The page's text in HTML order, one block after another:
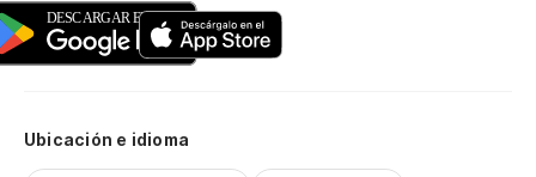
Ubicación e idioma